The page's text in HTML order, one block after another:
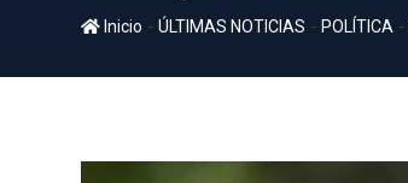
Inicio - ÚLTIMAS NOTICIAS - POLÍTICA -